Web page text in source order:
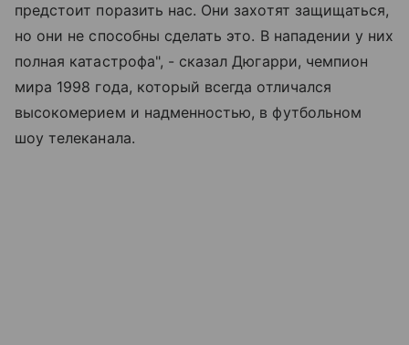
предстоит поразить нас. Они захотят защищаться,
но они не способны сделать это. В нападении у них
полная катастрофа", - сказал Дюгарри, чемпион
мира 1998 года, который всегда отличался
высокомерием и надменностью, в футбольном
шоу телеканала.